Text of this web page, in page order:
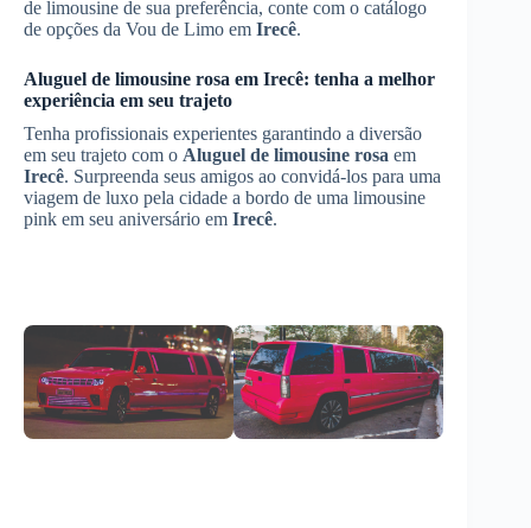
de limousine de sua preferência, conte com o catálogo
de opções da Vou de Limo em Irecê.
Aluguel de limousine rosa em Irecê: tenha a melhor
experiência em seu trajeto
Tenha profissionais experientes garantindo a diversão
em seu trajeto com o Aluguel de limousine rosa em
Irecê. Surpreenda seus amigos ao convidá-los para uma
viagem de luxo pela cidade a bordo de uma limousine
pink em seu aniversário em Irecê.